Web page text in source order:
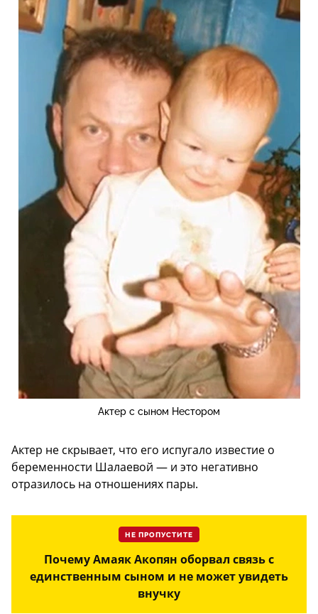
Актер с сыном Нестором
Актер не скрывает, что его испугало известие о
беременности Шалаевой — и это негативно
отразилось на отношениях пары.
НЕ ПРОПУСТИТЕ
Почему Амаяк Акопян оборвал связь с
единственным сыном и не может увидеть
внучку